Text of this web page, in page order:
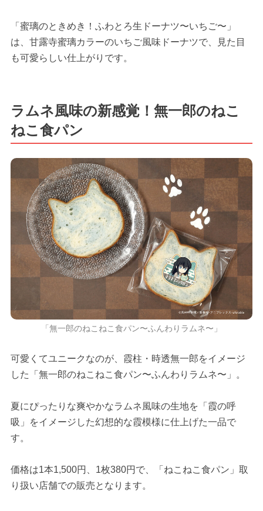
「蜜璃のときめき！ふわとろ生ドーナツ〜いちご〜」
は、甘露寺蜜璃カラーのいちご風味ドーナツで、見た目
も可愛らしい仕上がりです。
ラムネ風味の新感覚！無一郎のねこ
ねこ食パン
「無一郎のねこねこ食パン〜ふんわりラムネ〜」
可愛くてユニークなのが、霞柱・時透無一郎をイメージ
した「無一郎のねこねこ食パン〜ふんわりラムネ〜」。
夏にぴったりな爽やかなラムネ風味の生地を「霞の呼
吸」をイメージした幻想的な霞模様に仕上げた一品で
す。
価格は1本1,500円、1枚380円で、「ねこねこ食パン」取
り扱い店舗での販売となります。